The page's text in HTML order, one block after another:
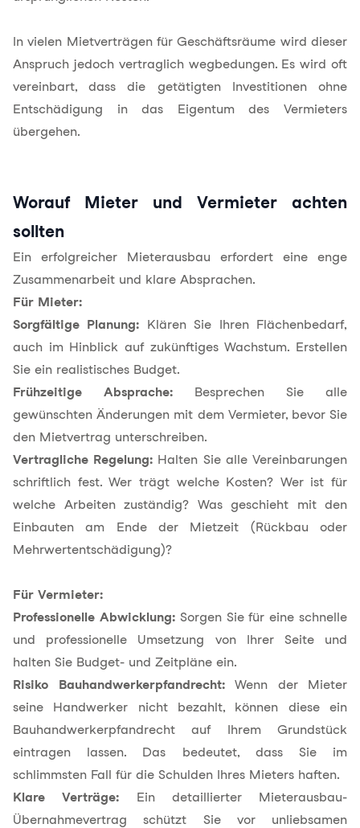
In vielen Mietverträgen für Geschäftsräume wird dieser
Anspruch jedoch vertraglich wegbedungen. Es wird oft
vereinbart, dass die getätigten Investitionen ohne
Entschädigung in das Eigentum des Vermieters
übergehen.
Worauf Mieter und Vermieter achten
sollten
Ein erfolgreicher Mieterausbau erfordert eine enge
Zusammenarbeit und klare Absprachen.
Für Mieter:
Sorgfältige Planung: Klären Sie Ihren Flächenbedarf,
auch im Hinblick auf zukünftiges Wachstum. Erstellen
Sie ein realistisches Budget.
Frühzeitige Absprache: Besprechen Sie alle
gewünschten Änderungen mit dem Vermieter, bevor Sie
den Mietvertrag unterschreiben.
Vertragliche Regelung: Halten Sie alle Vereinbarungen
schriftlich fest. Wer trägt welche Kosten? Wer ist für
welche Arbeiten zuständig? Was geschieht mit den
Einbauten am Ende der Mietzeit (Rückbau oder
Mehrwertentschädigung)?
Für Vermieter:
Professionelle Abwicklung:Sorgen Sie für eine schnelle
und professionelle Umsetzung von Ihrer Seite und
halten Sie Budget- und Zeitpläne ein.
Risiko Bauhandwerkerpfandrecht:Wenn der Mieter
seine Handwerker nicht bezahlt, können diese ein
Bauhandwerkerpfandrecht auf Ihrem Grundstück
eintragen lassen. Das bedeutet, dass Sie im
schlimmsten Fall für die Schulden Ihres Mieters haften.
Klare Verträge: Ein detaillierter Mieterausbau-
Übernahmevertrag schützt Sie vor unliebsamen